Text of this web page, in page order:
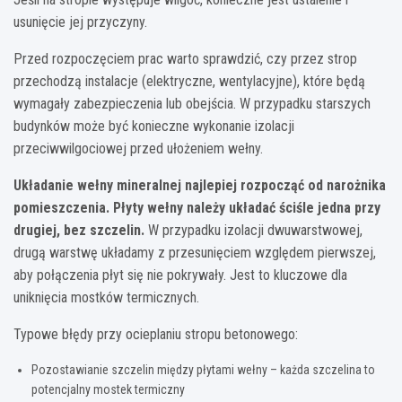
usunięcie jej przyczyny.
Przed rozpoczęciem prac warto sprawdzić, czy przez strop
przechodzą instalacje (elektryczne, wentylacyjne), które będą
wymagały zabezpieczenia lub obejścia. W przypadku starszych
budynków może być konieczne wykonanie izolacji
przeciwwilgociowej przed ułożeniem wełny.
Układanie wełny mineralnej najlepiej rozpocząć od narożnika
pomieszczenia. Płyty wełny należy układać ściśle jedna przy
drugiej, bez szczelin. W przypadku izolacji dwuwarstwowej,
drugą warstwę układamy z przesunięciem względem pierwszej,
aby połączenia płyt się nie pokrywały. Jest to kluczowe dla
uniknięcia mostków termicznych.
Typowe błędy przy ocieplaniu stropu betonowego:
Pozostawianie szczelin między płytami wełny – każda szczelina to
potencjalny mostek termiczny